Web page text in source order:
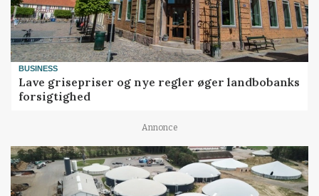
BUSINESS
Lave grisepriser og nye regler øger landbobanks
forsigtighed
Annonce